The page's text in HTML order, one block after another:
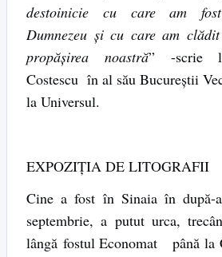
destoinicie cu care am
Dumnezeu şi cu care am
propăşirea noastră” -scrie
Costescu în al său Bucureştii
la Universul.
EXPOZIŢIA DE LITOGRAFII
Cine a fost în Sinaia în după-
septembrie, a putut urca,
lângă fostul Economat până la